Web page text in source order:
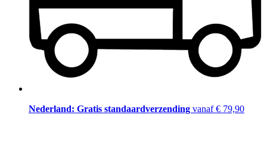
Nederland: Gratis standaardverzending vanaf € 79,90